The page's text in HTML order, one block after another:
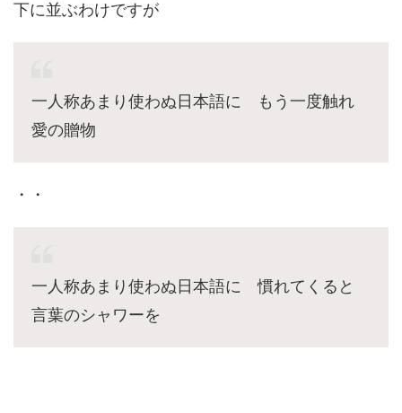
下に並ぶわけですが
一人称あまり使わぬ日本語に もう一度触れ
愛の贈物
・・
一人称あまり使わぬ日本語に 慣れてくると
言葉のシャワーを